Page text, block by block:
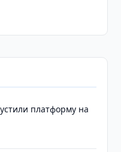
платформу на